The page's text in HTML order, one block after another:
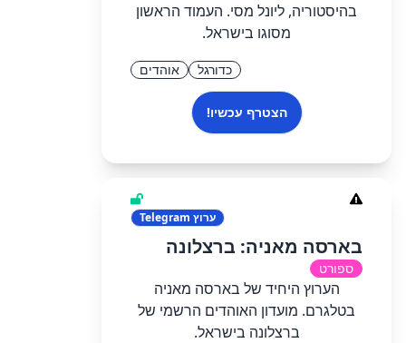
בהיסטוריה, ליונל מסי. העמוד הראשון
מסוגו בישראל.
כדורגל אוהדים
הצטרף עכשיו!
ערוץ
בארסה מאניה: ברצלונה
ספורט
הערוץ היחיד של בארסה מאניה
בטלגרם. מועדון האוהדים הרשמי של
ברצלונה בישראל.